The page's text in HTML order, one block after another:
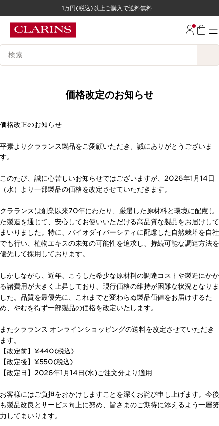
コンテンツへ移動
1万円(税込)以上ご購入で送料無料
検索候補
価格改定のお知らせ
価格改正のお知らせ
平素よりクラランス製品をご愛顧いただき、誠にありがとうございま
す。
このたび、誠に心苦しいお知らせではございますが、2026年1月14日
（水）より一部製品の価格を改定させていただきます。
クラランスは創業以来70年にわたり、厳選した原材料と環境に配慮し
た製造を通じて、安心してお使いいただける高品質な製品をお届けして
まいりました。特に、バイオダイバーシティに配慮した自然栽培を自社
でも行い、植物エキスの未知の可能性を追求し、持続可能な調達方法を
優先して採用しております。
しかしながら、近年、こうした希少な原材料の調達コストや製造にかか
る諸費用が大きく上昇しており、現行価格の維持が困難な状況となりま
した。品質を最優先に、これまでと変わらぬ製品価値をお届けするた
め、やむを得ず一部製品の価格を改定いたします。
またクラランス オンラインショッピングの送料を改定させていただき
ます。
【改定前】¥440(税込)
【改定後】¥550(税込)
【改定日】2026年1月14日(水)ご注文分より適用
お客様にはご負担をおかけしますことを深くお詫び申し上げます。今後
も製品改良とサービス向上に努め、皆さまのご期待に添えるよう一層努
力してまいります。